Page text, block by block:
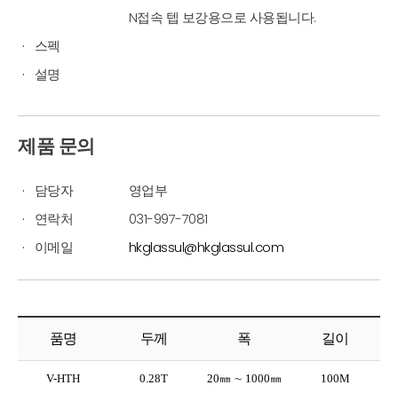
N접속 텝 보강용으로 사용됩니다.
스펙
설명
제품 문의
담당자
영업부
연락처
031-997-7081
이메일
hkglassul@hkglassul.com
품명 두께 폭 길이